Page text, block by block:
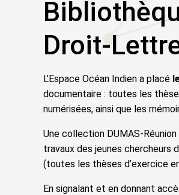
Droit-
L’Espace Océan Indien a placé
documentaire : toutes les
numérisées, ainsi que les
Une collection DUMAS-
travaux des jeunes chercheurs
(toutes les thèses d’exercice
En signalant et en donnant